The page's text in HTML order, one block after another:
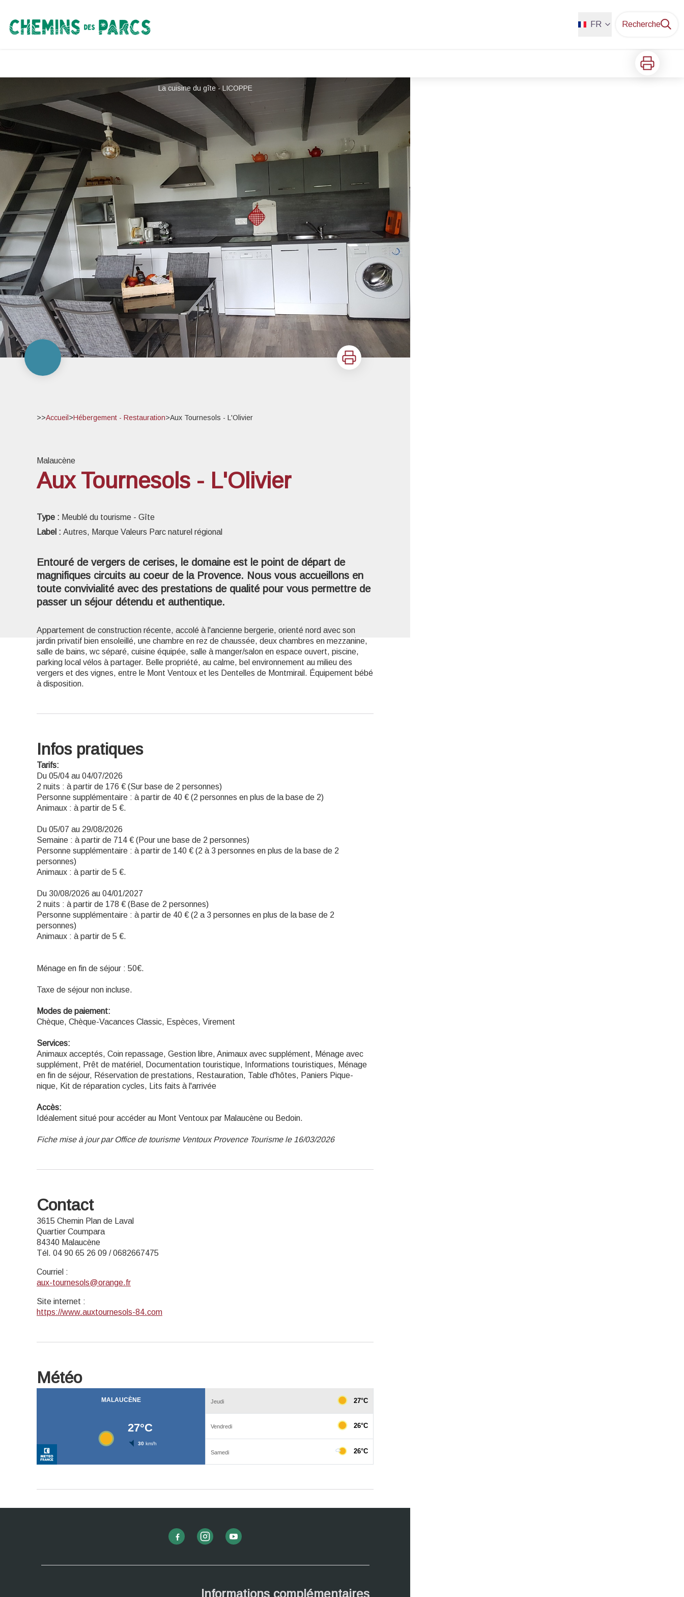
Chemins des Parcs FR Recherche
Imprimer
La cuisine du gîte - LICOPPE
Imprimer
>>Accueil >Hébergement - Restauration>Aux Tournesols - L'Olivier
Malaucène
Aux Tournesols - L'Olivier
Type : Meublé du tourisme - Gîte
Label : Autres, Marque Valeurs Parc naturel régional
Entouré de vergers de cerises, le domaine est le point de départ de
magnifiques circuits au coeur de la Provence. Nous vous accueillons en
toute convivialité avec des prestations de qualité pour vous permettre de
passer un séjour détendu et authentique.
Appartement de construction récente, accolé à l'ancienne bergerie, orienté nord avec son
jardin privatif bien ensoleillé, une chambre en rez de chaussée, deux chambres en mezzanine,
salle de bains, wc séparé, cuisine équipée, salle à manger/salon en espace ouvert, piscine,
parking local vélos à partager. Belle propriété, au calme, bel environnement au milieu des
vergers et des vignes, entre le Mont Ventoux et les Dentelles de Montmirail. Équipement bébé
à disposition.
Infos pratiques
Tarifs:
Du 05/04 au 04/07/2026
2 nuits : à partir de 176 € (Sur base de 2 personnes)
Personne supplémentaire : à partir de 40 € (2 personnes en plus de la base de 2)
Animaux : à partir de 5 €.
Du 05/07 au 29/08/2026
Semaine : à partir de 714 € (Pour une base de 2 personnes)
Personne supplémentaire : à partir de 140 € (2 à 3 personnes en plus de la base de 2
personnes)
Animaux : à partir de 5 €.
Du 30/08/2026 au 04/01/2027
2 nuits : à partir de 178 € (Base de 2 personnes)
Personne supplémentaire : à partir de 40 € (2 a 3 personnes en plus de la base de 2
personnes)
Animaux : à partir de 5 €.
Ménage en fin de séjour : 50€.
Taxe de séjour non incluse.
Modes de paiement:
Chèque, Chèque-Vacances Classic, Espèces, Virement
Services:
Animaux acceptés, Coin repassage, Gestion libre, Animaux avec supplément, Ménage avec
supplément, Prêt de matériel, Documentation touristique, Informations touristiques, Ménage
en fin de séjour, Réservation de prestations, Restauration, Table d'hôtes, Paniers Pique-
nique, Kit de réparation cycles, Lits faits à l'arrivée
Accès:
Idéalement situé pour accéder au Mont Ventoux par Malaucène ou Bedoin.
Fiche mise à jour par Office de tourisme Ventoux Provence Tourisme le 16/03/2026
Contact
3615 Chemin Plan de Laval
Quartier Coumpara
84340 Malaucène
Tél. 04 90 65 26 09 / 0682667475
Courriel :
aux-tournesols@orange.fr
Site internet :
https://www.auxtournesols-84.com
Météo
Informations complémentaires